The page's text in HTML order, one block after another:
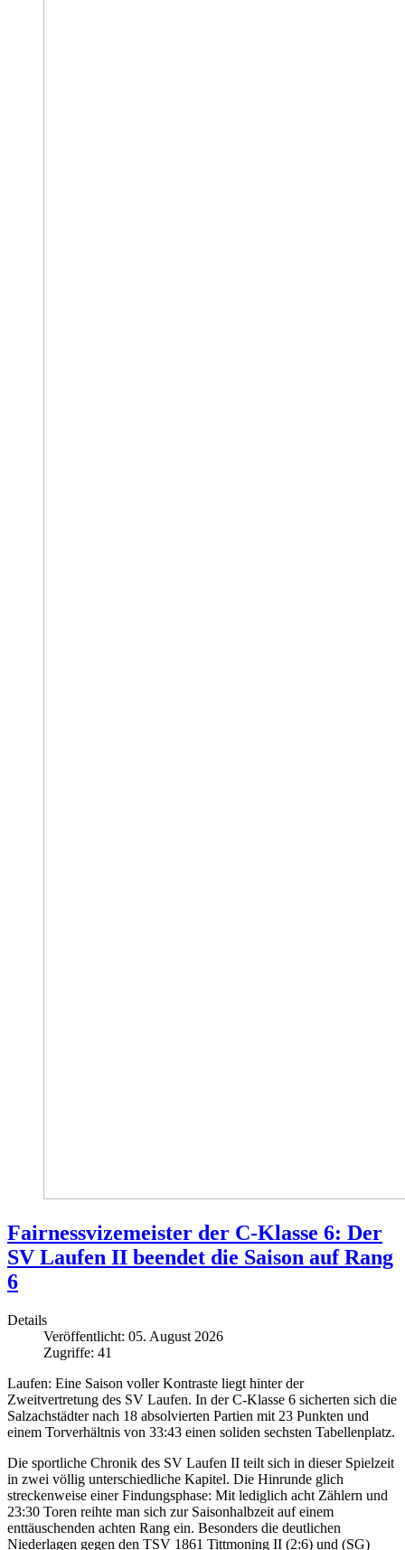
Fairnessvizemeister der C-Klasse 6: Der
SV Laufen II beendet die Saison auf Rang
6
Details
Veröffentlicht: 05. August 2026
Zugriffe: 41
Laufen: Eine Saison voller Kontraste liegt hinter der
Zweitvertretung des SV Laufen. In der C-Klasse 6 sicherten sich die
Salzachstädter nach 18 absolvierten Partien mit 23 Punkten und
einem Torverhältnis von 33:43 einen soliden sechsten Tabellenplatz.
Die sportliche Chronik des SV Laufen II teilt sich in dieser Spielzeit
in zwei völlig unterschiedliche Kapitel. Die Hinrunde glich
streckenweise einer Findungsphase: Mit lediglich acht Zählern und
23:30 Toren reihte man sich zur Saisonhalbzeit auf einem
enttäuschenden achten Rang ein. Besonders die deutlichen
Niederlagen gegen den TSV 1861 Tittmoning II (2:6) und (SG)